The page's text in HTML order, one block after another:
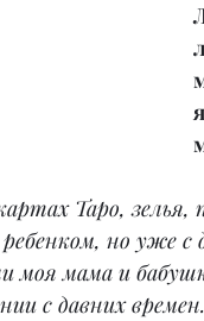
Таро,
но уже с
моя мама и
с давних